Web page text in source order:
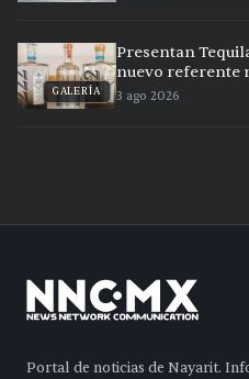
GALERÍA
Presentan
nuevo referente
3 ago 2026
Portal de noticias de Nayarit.